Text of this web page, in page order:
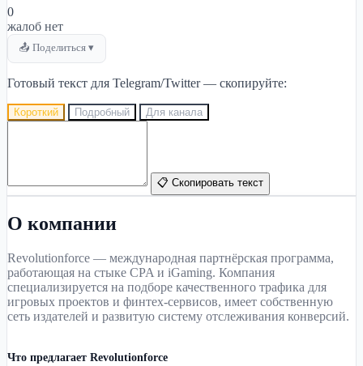
0
жалоб нет
📤 Поделиться ▾
Готовый текст для Telegram/Twitter — скопируйте:
Короткий Подробный Для канала
📋 Скопировать текст
О компании
Revolutionforce — международная партнёрская программа,
работающая на стыке CPA и iGaming. Компания
специализируется на подборе качественного трафика для
игровых проектов и финтех-сервисов, имеет собственную
сеть издателей и развитую систему отслеживания конверсий.
Что предлагает Revolutionforce